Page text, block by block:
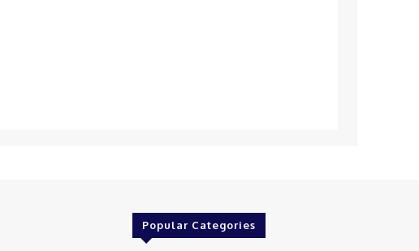
Popular Categories